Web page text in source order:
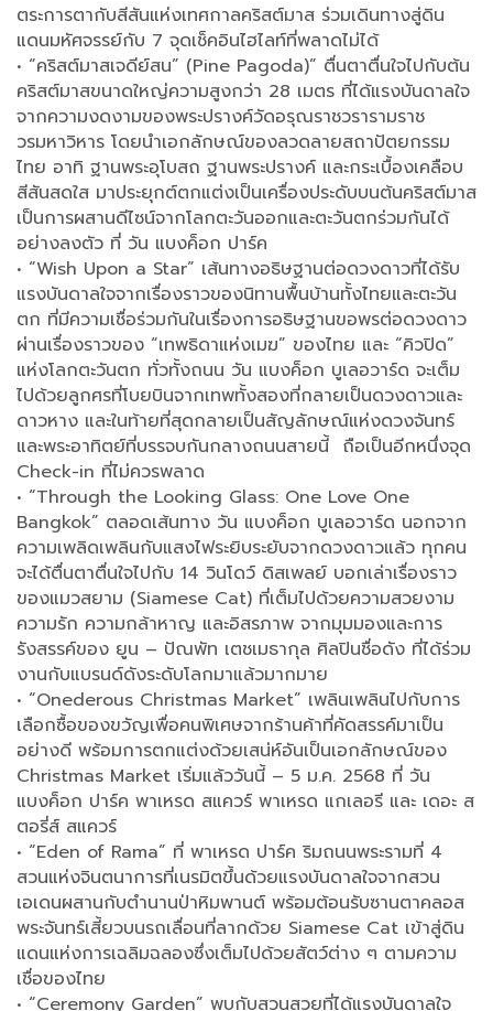
ตระการตากับสีสันแห่งเทศกาลคริสต์มาส ร่วมเดินทางสู่ดิน
แดนมหัศจรรย์กับ 7 จุดเช็คอินไฮไลท์ที่พลาดไม่ได้
• “คริสต์มาสเจดีย์สน” (Pine Pagoda)” ตื่นตาตื่นใจไปกับต้น
คริสต์มาสขนาดใหญ่ความสูงกว่า 28 เมตร ที่ได้แรงบันดาลใจ
จากความงดงามของพระปรางค์วัดอรุณราชวรารามราช
วรมหาวิหาร โดยนำเอกลักษณ์ของลวดลายสถาปัตยกรรม
ไทย อาทิ ฐานพระอุโบสถ ฐานพระปรางค์ และกระเบื้องเคลือบ
สีสันสดใส มาประยุกต์ตกแต่งเป็นเครื่องประดับบนต้นคริสต์มาส
เป็นการผสานดีไซน์จากโลกตะวันออกและตะวันตกร่วมกันได้
อย่างลงตัว ที่ วัน แบงค็อก ปาร์ค
• “Wish Upon a Star” เส้นทางอธิษฐานต่อดวงดาวที่ได้รับ
แรงบันดาลใจจากเรื่องราวของนิทานพื้นบ้านทั้งไทยและตะวัน
ตก ที่มีความเชื่อร่วมกันในเรื่องการอธิษฐานขอพรต่อดวงดาว
ผ่านเรื่องราวของ “เทพธิดาแห่งเมฆ” ของไทย และ “คิวปิด”
แห่งโลกตะวันตก ทั่วทั้งถนน วัน แบงค็อก บูเลอวาร์ด จะเต็ม
ไปด้วยลูกศรที่โบยบินจากเทพทั้งสองที่กลายเป็นดวงดาวและ
ดาวหาง และในท้ายที่สุดกลายเป็นสัญลักษณ์แห่งดวงจันทร์
และพระอาทิตย์ที่บรรจบกันกลางถนนสายนี้ ถือเป็นอีกหนึ่งจุด
Check-in ที่ไม่ควรพลาด
• “Through the Looking Glass: One Love One
Bangkok” ตลอดเส้นทาง วัน แบงค็อก บูเลอวาร์ด นอกจาก
ความเพลิดเพลินกับแสงไฟระยิบระยับจากดวงดาวแล้ว ทุกคน
จะได้ตื่นตาตื่นใจไปกับ 14 วินโดว์ ดิสเพลย์ บอกเล่าเรื่องราว
ของแมวสยาม (Siamese Cat) ที่เต็มไปด้วยความสวยงาม
ความรัก ความกล้าหาญ และอิสรภาพ จากมุมมองและการ
รังสรรค์ของ ยูน – ปัณพัท เตชเมธากุล ศิลปินชื่อดัง ที่ได้ร่วม
งานกับแบรนด์ดังระดับโลกมาแล้วมากมาย
• “Onederous Christmas Market” เพลินเพลินไปกับการ
เลือกซื้อของขวัญเพื่อคนพิเศษจากร้านค้าที่คัดสรรค์มาเป็น
อย่างดี พร้อมการตกแต่งด้วยเสน่ห์อันเป็นเอกลักษณ์ของ
Christmas Market เริ่มแล้ววันนี้ – 5 ม.ค. 2568 ที่ วัน
แบงค็อก ปาร์ค พาเหรด สแควร์ พาเหรด แกเลอรี และ เดอะ ส
ตอรี่ส์ สแควร์
• “Eden of Rama” ที่ พาเหรด ปาร์ค ริมถนนพระรามที่ 4
สวนแห่งจินตนาการที่เนรมิตขึ้นด้วยแรงบันดาลใจจากสวน
เอเดนผสานกับตำนานป่าหิมพานต์ พร้อมต้อนรับซานตาคลอส
พระจันทร์เสี้ยวบนรถเลื่อนที่ลากด้วย Siamese Cat เข้าสู่ดิน
แดนแห่งการเฉลิมฉลองซึ่งเต็มไปด้วยสัตว์ต่าง ๆ ตามความ
เชื่อของไทย
• “Ceremony Garden” พบกับสวนสวยที่ได้แรงบันดาลใจ